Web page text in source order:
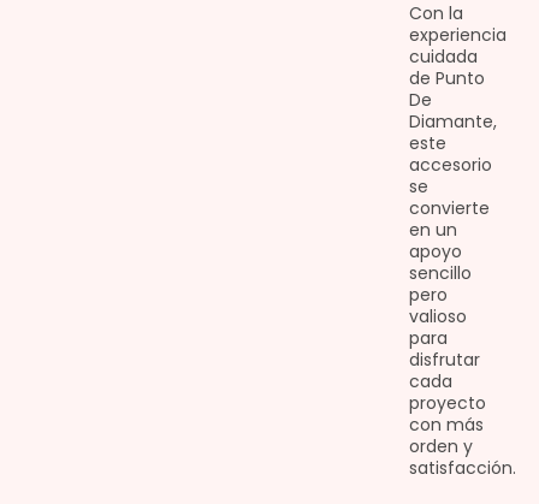
Con la
experiencia
cuidada
de Punto
De
Diamante,
este
accesorio
se
convierte
en un
apoyo
sencillo
pero
valioso
para
disfrutar
cada
proyecto
con más
orden y
satisfacción.